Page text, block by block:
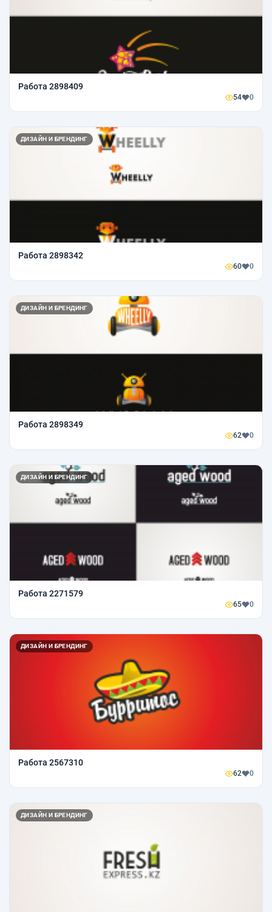
Работа 2898409
54 0
ДИЗАЙН И БРЕНДИНГ
Работа 2898342
60 0
ДИЗАЙН И БРЕНДИНГ
Работа 2898349
62 0
ДИЗАЙН И БРЕНДИНГ
Работа 2271579
65 0
ДИЗАЙН И БРЕНДИНГ
Работа 2567310
62 0
ДИЗАЙН И БРЕНДИНГ